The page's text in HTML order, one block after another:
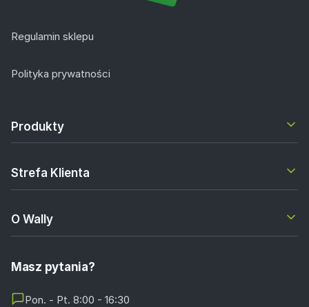
Regulamin sklepu
Polityka prywatności
Produkty
Strefa Klienta
O Wally
Masz pytania?
Pon. - Pt. 8:00 - 16:30